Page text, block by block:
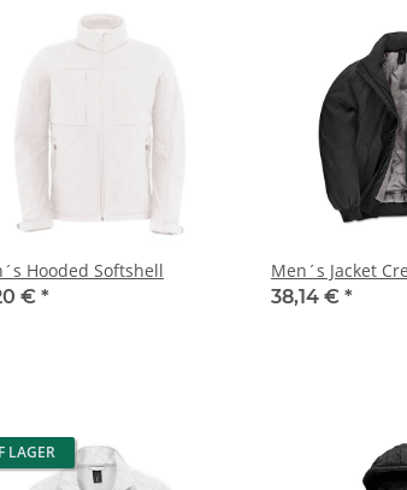
Hooded Softshell
€ *
Men´s Jacket
38,14 € *
LAGER